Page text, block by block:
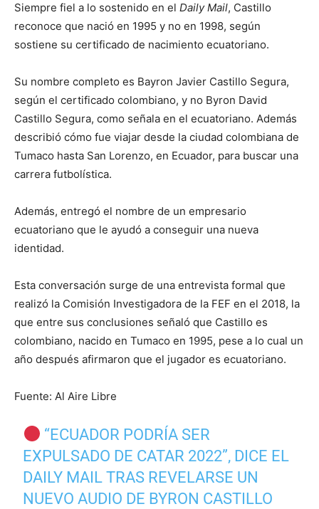
Siempre fiel a lo sostenido en el Daily Mail, Castillo
reconoce que nació en 1995 y no en 1998, según
sostiene su certificado de nacimiento ecuatoriano.
Su nombre completo es Bayron Javier Castillo Segura,
según el certificado colombiano, y no Byron David
Castillo Segura, como señala en el ecuatoriano. Además
describió cómo fue viajar desde la ciudad colombiana de
Tumaco hasta San Lorenzo, en Ecuador, para buscar una
carrera futbolística.
Además, entregó el nombre de un empresario
ecuatoriano que le ayudó a conseguir una nueva
identidad.
Esta conversación surge de una entrevista formal que
realizó la Comisión Investigadora de la FEF en el 2018, la
que entre sus conclusiones señaló que Castillo es
colombiano, nacido en Tumaco en 1995, pese a lo cual un
año después afirmaron que el jugador es ecuatoriano.
Fuente: Al Aire Libre
“ECUADOR PODRÍA SER
EXPULSADO DE CATAR 2022”, DICE EL
DAILY MAIL TRAS REVELARSE UN
NUEVO AUDIO DE BYRON CASTILLO